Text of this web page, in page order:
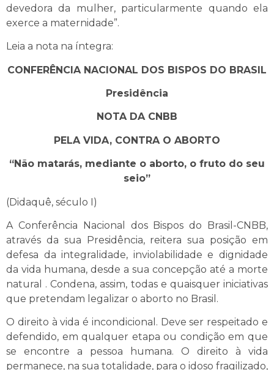
devedora da mulher, particularmente quando ela
exerce a maternidade”.
Leia a nota na íntegra:
CONFERÊNCIA NACIONAL DOS BISPOS DO BRASIL
Presidência
NOTA DA CNBB
PELA VIDA, CONTRA O ABORTO
“Não matarás, mediante o aborto, o fruto do seu
seio”
(Didaquê, século I)
A Conferência Nacional dos Bispos do Brasil-CNBB,
através da sua Presidência, reitera sua posição em
defesa da integralidade, inviolabilidade e dignidade
da vida humana, desde a sua concepção até a morte
natural . Condena, assim, todas e quaisquer iniciativas
que pretendam legalizar o aborto no Brasil.
O direito à vida é incondicional. Deve ser respeitado e
defendido, em qualquer etapa ou condição em que
se encontre a pessoa humana. O direito à vida
permanece, na sua totalidade, para o idoso fragilizado,